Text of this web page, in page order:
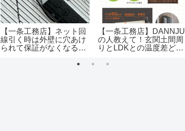
【一条工務店】ネット回
線引く時は外壁に穴あけ
られて保証がなくなるか
【一条工務店】DANNJU
の人教えて！玄関土間周
りとLDKとの温度差どれ